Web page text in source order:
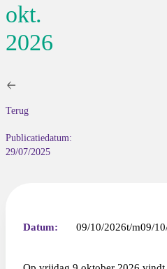
okt.
2026
Terug
Publicatiedatum:
29/07/2025
Datum: 09/10/2026 09/